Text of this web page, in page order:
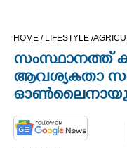
OPINION
PHOTOS
HOME / LIFESTYLE /
സംസ്ഥാനത്ത്
ആവശ്യകതാ
ഓൺലൈനായും